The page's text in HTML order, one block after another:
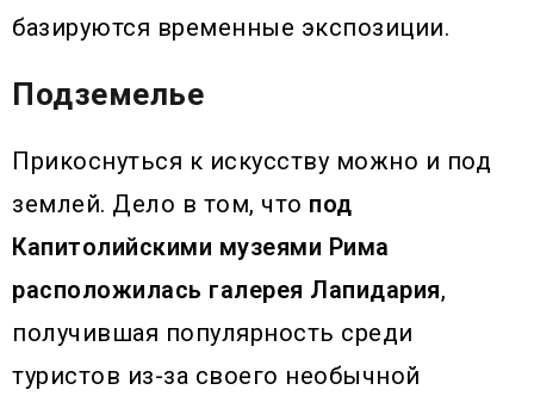
базируются временные экспозиции.
Подземелье
Прикоснуться к искусству можно и под
землей. Дело в том, что под
Капитолийскими музеями Рима
расположилась галерея Лапидария,
получившая популярность среди
туристов из-за своего необычной